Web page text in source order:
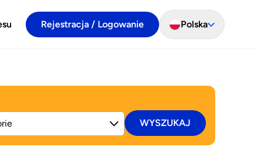
Rejestracja / Logowanie Polska
WYSZUKAJ